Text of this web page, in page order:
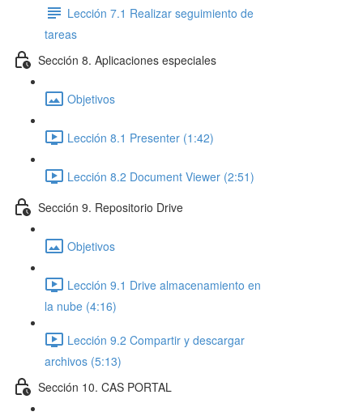
Lección 7.1 Realizar seguimiento de
tareas
Sección 8. Aplicaciones especiales
Objetivos
Lección 8.1 Presenter (1:42)
Lección 8.2 Document Viewer (2:51)
Sección 9. Repositorio Drive
Objetivos
Lección 9.1 Drive almacenamiento en
la nube (4:16)
Lección 9.2 Compartir y descargar
archivos (5:13)
Sección 10. CAS PORTAL